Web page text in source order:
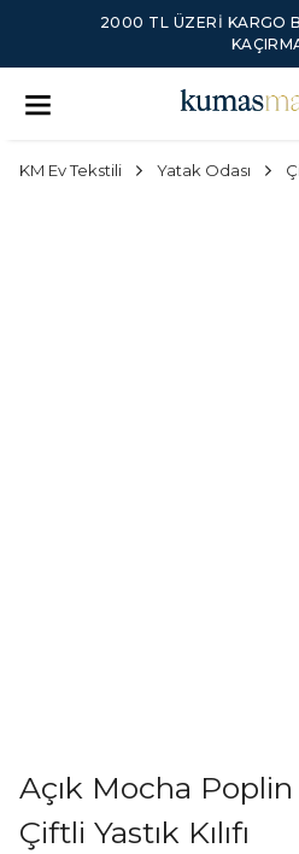
2000 TL ÜZERI KARGO
KM Ev Tekstili Yatak Odası
Açık Mocha
Çiftli Yastık Kılıfı